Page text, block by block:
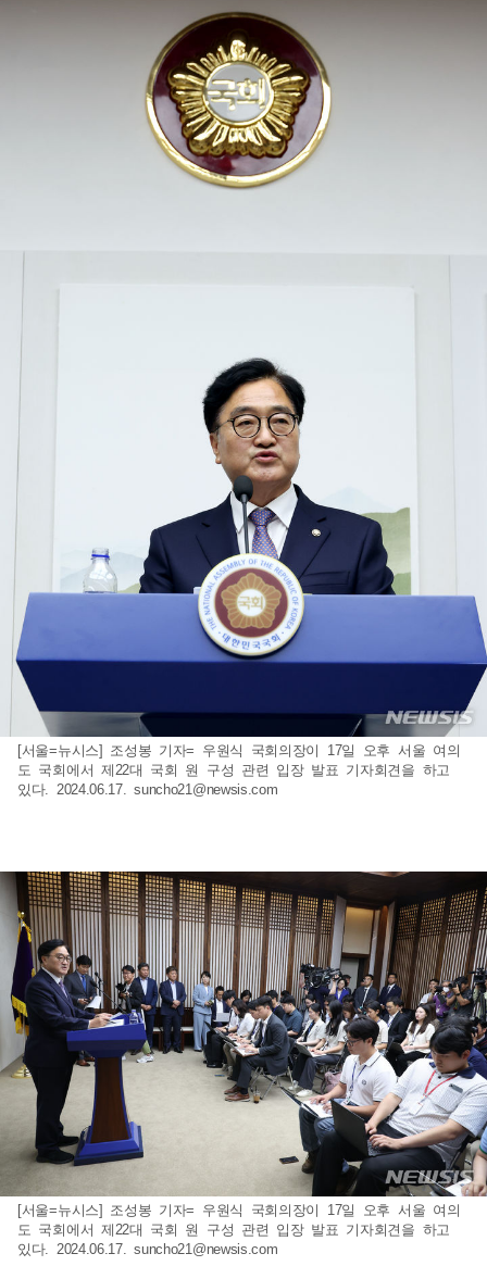
[서울=뉴시스] 조성봉 기자= 우원식 국회의장이 17일 오후 서울 여의
도 국회에서 제22대 국회 원 구성 관련 입장 발표 기자회견을 하고
있다. 2024.06.17.suncho21@newsis.com
[서울=뉴시스] 조성봉 기자= 우원식 국회의장이 17일 오후 서울 여의
도 국회에서 제22대 국회 원 구성 관련 입장 발표 기자회견을 하고
있다. 2024.06.17.suncho21@newsis.com